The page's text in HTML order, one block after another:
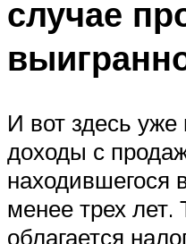
случае
И вот здесь уже
доходы с
находившегося
менее трех лет.
облагается